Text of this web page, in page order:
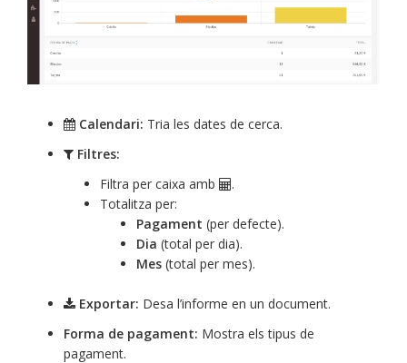
Calendari: Tria les dates de cerca.
Filtres:
Filtra per caixa amb
.
Totalitza per:
Pagament (per defecte).
Dia (total per dia).
Mes (total per mes).
Exportar: Desa l’informe en un document.
Forma de pagament: Mostra els tipus de
pagament.